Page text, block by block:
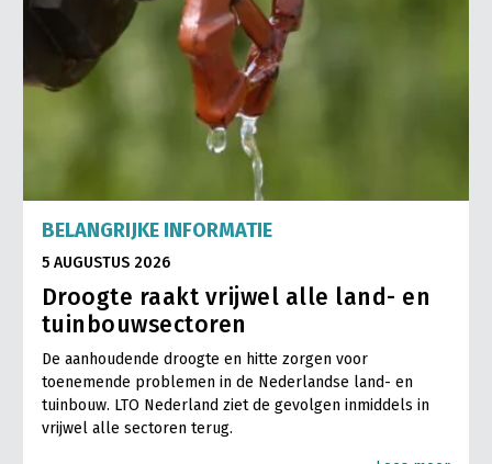
BELANGRIJKE INFORMATIE
5 AUGUSTUS 2026
Droogte raakt vrijwel alle land- en
tuinbouwsectoren
De aanhoudende droogte en hitte zorgen voor
toenemende problemen in de Nederlandse land- en
tuinbouw. LTO Nederland ziet de gevolgen inmiddels in
vrijwel alle sectoren terug.